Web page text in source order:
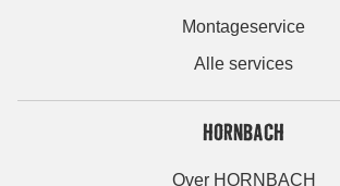
Montageservice
Alle services
HORNBACH
Over HORNBACH